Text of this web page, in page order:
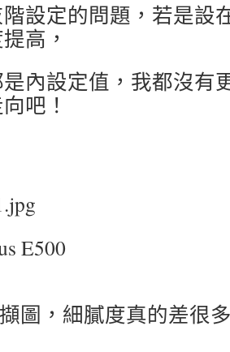
設定的問題，若是設
高，
內設定值，我都沒有
吧！
圖，細膩度真的差很